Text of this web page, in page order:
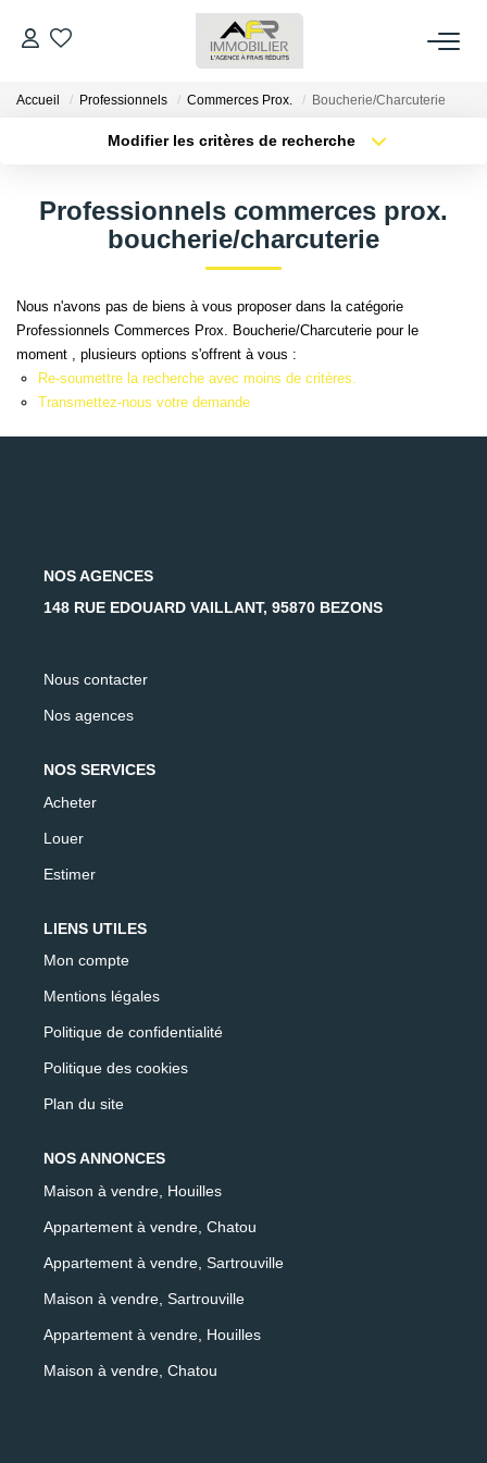
ACHETER
ESTIMER
FAIRE GÉRER
NOS AGENCES
AFR IMMOBILIER Chatou - Transaction
AFR IMMOBILIER Houilles
Accueil Professionnels Commerces Prox. Boucherie/Charcuterie
Modifier les critères de recherche
Sélectionnez...
Type de bien
Surface min
Créer une alerte
Professionnels commerces prox.
boucherie/charcuterie
Nous n'avons pas de biens à vous proposer dans la catégorie
Professionnels Commerces Prox. Boucherie/Charcuterie pour le
moment , plusieurs options s'offrent à vous :
Re-soumettre la recherche avec moins de critères.
Transmettez-nous votre demande
NOS AGENCES
148 RUE EDOUARD VAILLANT, 95870 BEZONS
Nous contacter
Nos agences
NOS SERVICES
Acheter
Louer
Estimer
LIENS UTILES
Mon compte
Mentions légales
Politique de confidentialité
Politique des cookies
Plan du site
NOS ANNONCES
Maison à vendre, Houilles
Appartement à vendre, Chatou
Appartement à vendre, Sartrouville
Maison à vendre, Sartrouville
Appartement à vendre, Houilles
Maison à vendre, Chatou